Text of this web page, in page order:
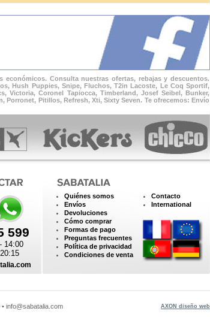
económicos. Consulta nuestras ofertas, rebajas y descuentos.
Hush Puppies, Snipe, Fluchos, T2in Lacoste, Le Coq Sportif,
Victoria, Coronel Tapiocca, Timberland, Josef Seibel, Bunker,
Porronet, Pitillos, Refresh, Xti, Sixty Seven. Te ofrecemos: Envío
599
14:00
Quiénes somos
Envíos
Devoluciones
Cómo comprar
Formas de pago
Preguntas frecuentes
Política de privacidad
Condiciones de venta
Contacto
International
• info@sabatalia.com AXON diseño web